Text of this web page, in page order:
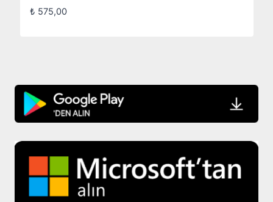
₺ 575,00